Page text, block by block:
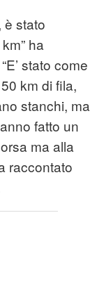
è stato
ha
stato come
km di fila,
stanchi, ma
fatto un
ma alla
raccontato